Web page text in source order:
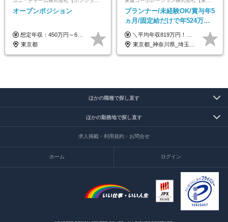
オープンポジション
想定年収：450万円～650万円 ※経験・能力を考慮の上、規定により優遇いたします ※試用期間6ヵ月（その間の給与・待遇に変動はありません）
東京都
プランナー/未経験OK/賞与年5
ヵ月/固定給だけで年524万円
可能/二人に一人が年収700万
円/休めて稼げる
＼平均年収819万円！社員の最大年収3,131万円／ ＼2人に1人が年収700万円以上／ ＼5人に1人が年収1,000万円以上！／ 固定給だけで、年収524万円も可能！ インセンティブだけでなく固定給でもしっかり稼げる仕組みです！ 【入社初年度】 年収400万～550万円＋インセンティブ →月給26万3,000円～29万5,600円＋賞与年2回（基本給×約5ヵ月分※前年度実績）＋インセンティブ＋各種手当 【インセンティブ】 1物件着工で目安80万～200万円 ※建物の契約金額実績によります 【各種手当】 ・都市手当…月1万円～3万円（首都圏・東海圏・関西圏で弊社指定の事業所に勤務する方が対象） ・家族手当…配偶者：月1万円、子供1名につき：月5千円 ・資格手当…FP資格1級：月1万円、2級：月5千円、3級：月3千円 ・役職手当…昇進欄に詳細記載（主任補：月5千円→主任：月1万円…） 【その他】 ※上記月給には、固定残業代【47時間分（7万3,800円以上）】が含まれます ※月平均残業時間は14時間と少なめです（2023年度） ※固定残業代の時間数を超える時間外労働は追加で支給 但し、時間数を超える時間外労働が発生する場合もあります（特別条項付き協定締結済）
東京都_神奈川県_埼玉県_千葉県_大阪府_愛知県_宮城県_茨城県_栃木県_群馬県_静岡県_兵庫県_京都府_福岡県
ほかの職種で探し直す
ほかの勤務地で探し直す
求人掲載・利用規約・お問合せ
ホーム ログイン